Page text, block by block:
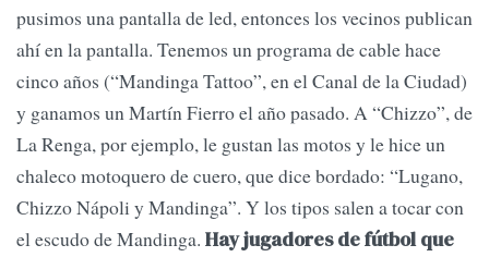
pusimos una pantalla de led, entonces los vecinos publican
ahí en la pantalla. Tenemos un programa de cable hace
cinco años (“Mandinga Tattoo”, en el Canal de la Ciudad)
y ganamos un Martín Fierro el año pasado. A “Chizzo”, de
La Renga, por ejemplo, le gustan las motos y le hice un
chaleco motoquero de cuero, que dice bordado: “Lugano,
Chizzo Nápoli y Mandinga”. Y los tipos salen a tocar con
el escudo de Mandinga. Hay jugadores de fútbol que